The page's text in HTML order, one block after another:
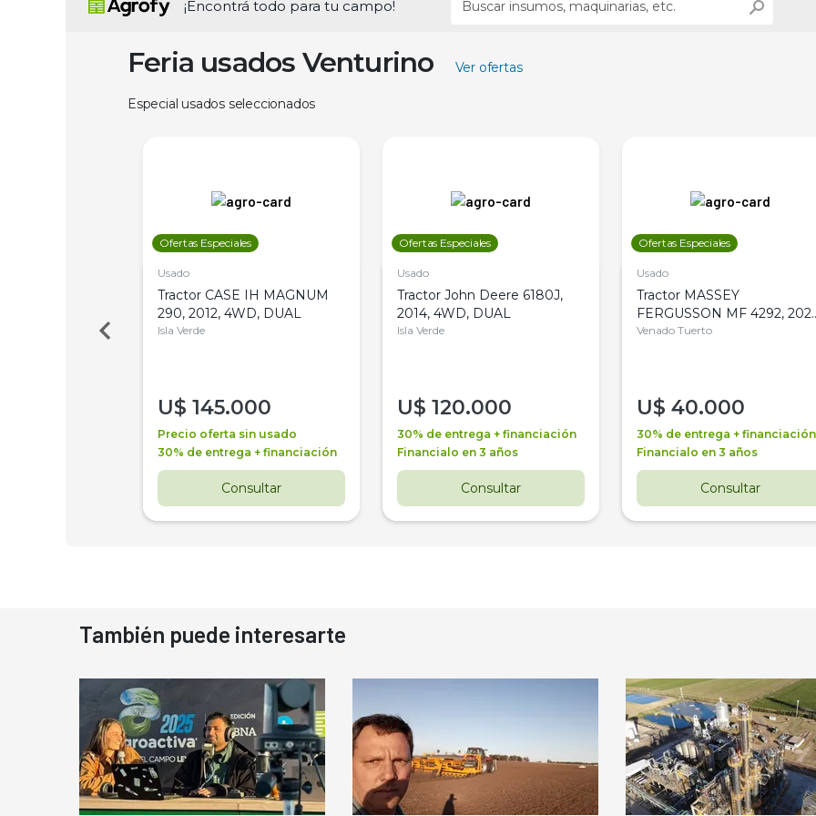
¡Encontrá todo para tu campo!
Feria usados Venturino Ver ofertas
Especial usados seleccionados
Ofertas Especiales
Usado
Tractor CASE IH MAGNUM
290, 2012, 4WD, DUAL
Isla Verde
U$ 145.000
Precio oferta sin usado
30% de entrega + financiación
Consultar
Ofertas Especiales
Usado
Tractor John Deere 6180J,
2014, 4WD, DUAL
Isla Verde
U$ 120.000
30% de entrega + financiación
Financialo en 3 años
Consultar
Ofertas Especiales
Usado
Tractor MASSEY
FERGUSSON MF 4292,
4WD, PATON
Venado Tuerto
U$ 40.000
30% de entrega + financiación
Financialo en 3 años
Consultar
También puede interesarte